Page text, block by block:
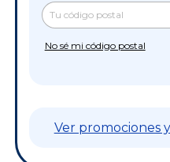
Entregas para el CP:
No sé mi código postal
Ver promociones